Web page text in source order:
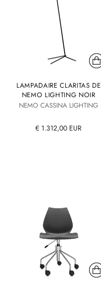
LAMPADAIRE CLARITAS DE
NEMO LIGHTING NOIR
NEMO CASSINA LIGHTING
€ 1.312,00 EUR